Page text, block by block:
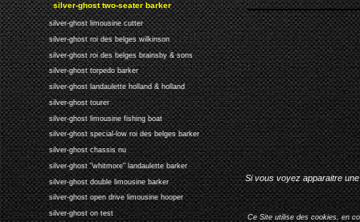
silver-ghost two-seater barker
silver-ghost limousine cutter
silver-ghost roi des belges wilkinson
silver-ghost roi des belges brainsby & sons
silver-ghost torpedo barker
silver-ghost landaulette holland & holland
silver-ghost tourer
silver-ghost limousine fishing boat
silver-ghost special-low roi des belges barker
silver-ghost chassis nu
silver-ghost "whitmore" landaulette barker
silver-ghost double limousine barker
silver-ghost open drive limousine hooper
silver-ghost on test
Si vous voyez apparaitre
Ce Site utilise des cookies, en